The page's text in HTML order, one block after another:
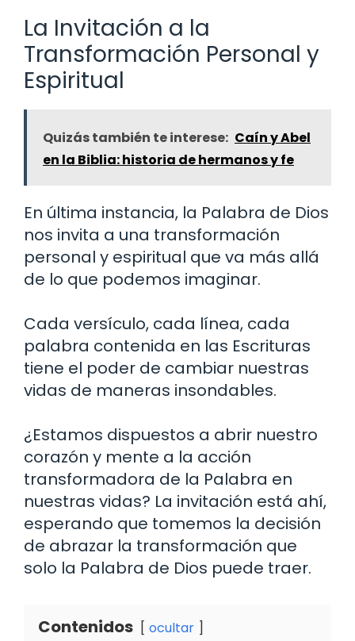
La Invitación a la
Transformación Personal y
Espiritual
Quizás también te interese: Caín y Abel
en la Biblia: historia de hermanos y fe
En última instancia, la Palabra de Dios
nos invita a una transformación
personal y espiritual que va más allá
de lo que podemos imaginar.
Cada versículo, cada línea, cada
palabra contenida en las Escrituras
tiene el poder de cambiar nuestras
vidas de maneras insondables.
¿Estamos dispuestos a abrir nuestro
corazón y mente a la acción
transformadora de la Palabra en
nuestras vidas? La invitación está ahí,
esperando que tomemos la decisión
de abrazar la transformación que
solo la Palabra de Dios puede traer.
Contenidos ocultar